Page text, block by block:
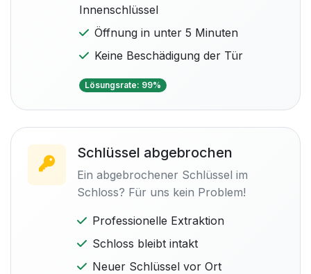
Innenschlüssel
Öffnung in unter 5 Minuten
Keine Beschädigung der Tür
Lösungsrate: 99%
Schlüssel abgebrochen
Ein abgebrochener Schlüssel im
Schloss? Für uns kein Problem!
Professionelle Extraktion
Schloss bleibt intakt
Neuer Schlüssel vor Ort